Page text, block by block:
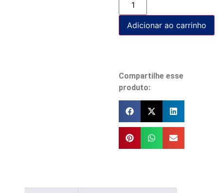
Adicionar ao carrinho
Compartilhe esse
produto: